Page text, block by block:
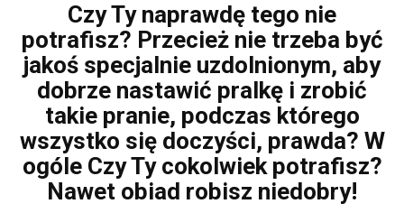
Czy Ty naprawdę tego nie
potrafisz? Przecież nie trzeba być
jakoś specjalnie uzdolnionym, aby
dobrze nastawić pralkę i zrobić
takie pranie, podczas którego
wszystko się doczyści, prawda? W
ogóle Czy Ty cokolwiek potrafisz?
Nawet obiad robisz niedobry!